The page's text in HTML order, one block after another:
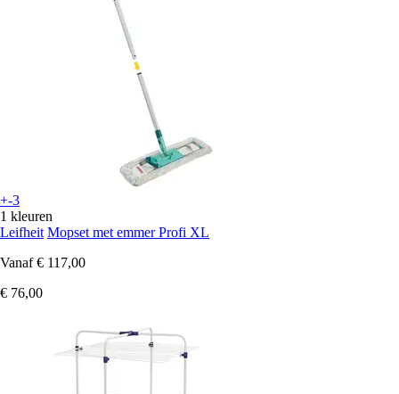
+-3
1 kleuren
Leifheit Mopset met emmer Profi XL
Vanaf € 117,00
€ 76,00